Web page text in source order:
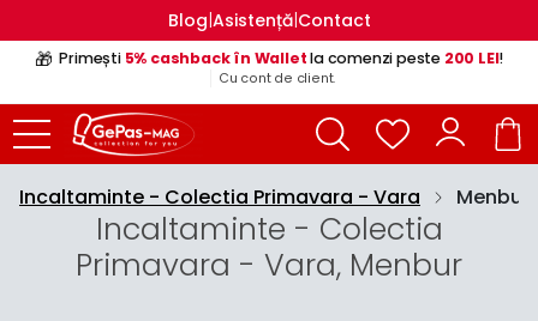
Blog|Asistență|Contact
🎁 Primești 5% cashback în Walletla comenzi peste 200 LEI!
Cu cont de client.
Incaltaminte - Colectia Primavara - Vara Menbur
Incaltaminte - Colectia
Primavara - Vara, Menbur